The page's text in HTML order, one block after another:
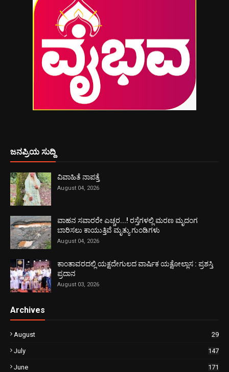
ಜನಪ್ರಿಯ ಸುದ್ದಿ
ವಿವಾಹಿತೆ ನಾಪತ್ತೆ
August 04, 2026
ವಾಹನ ಸವಾರರೇ ಎಚ್ಚರ...! ರಸ್ತೆಗಳಲ್ಲಿ ಮರಣ ಮೃದಂಗ
ಬಾರಿಸಲು ಕಾಯುತ್ತಿವೆ ಮೃತ್ಯು ಗುಂಡಿಗಳು
August 04, 2026
ಕಾಂತಾವರದಲ್ಲಿ ಯಕ್ಷದೇಗುಲದ ವಾರ್ಷಿಕ ಯಕ್ಷೋಲ್ಲಾಸ : ಪ್ರಶಸ್ತಿ
ಪ್ರದಾನ
August 03, 2026
Archives
August 29
July 147
June 171